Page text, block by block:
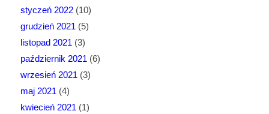
styczeń 2022(10)
grudzień 2021 (5)
listopad 2021 (3)
październik 2021 (6)
wrzesień 2021 (3)
maj 2021 (4)
kwiecień 2021 (1)